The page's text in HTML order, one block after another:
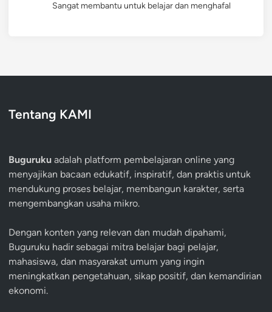
Sangat membantu untuk belajar dan menghafal
Tentang KAMI
Buguruku adalah platform pembelajaran online yang
menyajikan bacaan edukatif, inspiratif, dan praktis untuk
mendukung proses belajar, membangun karakter, serta
mengembangkan usaha mikro.
Dengan konten yang relevan dan mudah dipahami,
Buguruku hadir sebagai mitra belajar bagi pelajar,
mahasiswa, dan masyarakat umum yang ingin
meningkatkan pengetahuan, sikap positif, dan kemandirian
ekonomi.